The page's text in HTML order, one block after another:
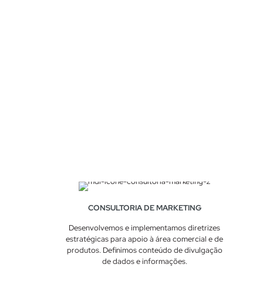
CONSULTORIA DE MARKETING
Desenvolvemos e implementamos diretrizes
estratégicas para apoio à área comercial e de
produtos. Definimos conteúdo de divulgação
de dados e informações.